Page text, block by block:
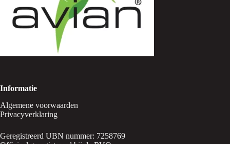
Informatie
Algemene voorwaarden
Privacyverklaring
Geregistreerd UBN nummer: 7258769
Officieel geregistreerd bij de RVO